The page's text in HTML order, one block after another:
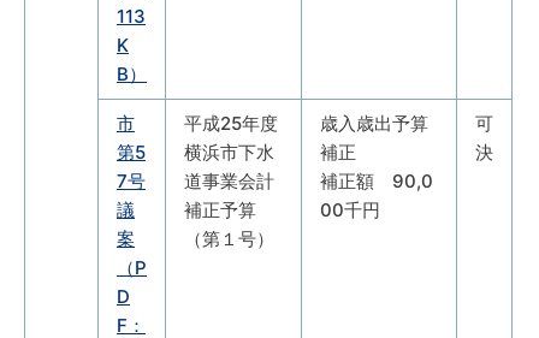
113
K
B）
市
第5
7号
議
案
（P
D
F：
平成25年度
横浜市下水
道事業会計
補正予算
（第１号）
歳入歳出予算
補正
補正額 90,0
00千円
可
決